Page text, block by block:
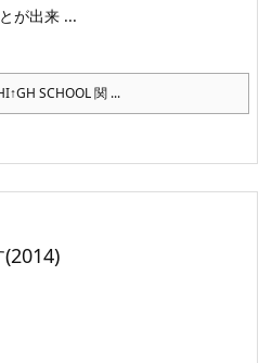
が出来 ...
SCHOOL 関 ...